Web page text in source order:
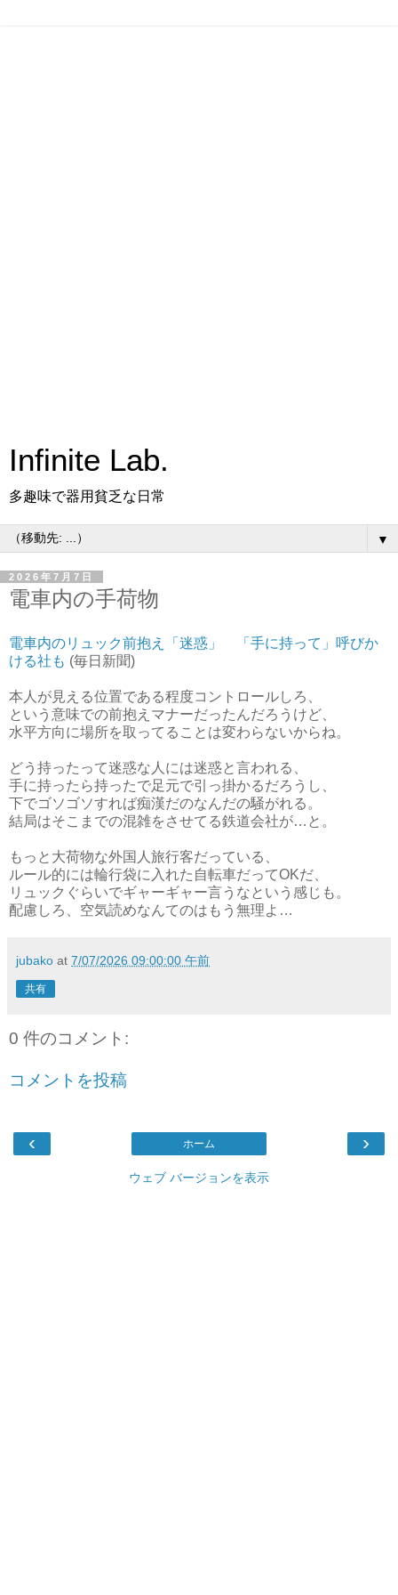
Infinite Lab.
多趣味で器用貧乏な日常
▼
2026年7月7日
電車内の手荷物
電車内のリュック前抱え「迷惑」 「手に持って」呼びか
ける社も (毎日新聞)
本人が見える位置である程度コントロールしろ、
という意味での前抱えマナーだったんだろうけど、
水平方向に場所を取ってることは変わらないからね。
どう持ったって迷惑な人には迷惑と言われる、
手に持ったら持ったで足元で引っ掛かるだろうし、
下でゴソゴソすれば痴漢だのなんだの騒がれる。
結局はそこまでの混雑をさせてる鉄道会社が…と。
もっと大荷物な外国人旅行客だっている、
ルール的には輪行袋に入れた自転車だってOKだ、
リュックぐらいでギャーギャー言うなという感じも。
配慮しろ、空気読めなんてのはもう無理よ…
jubako at 7/07/2026 09:00:00 午前
共有
0 件のコメント:
コメントを投稿
‹ ›
ホーム
ウェブ バージョンを表示